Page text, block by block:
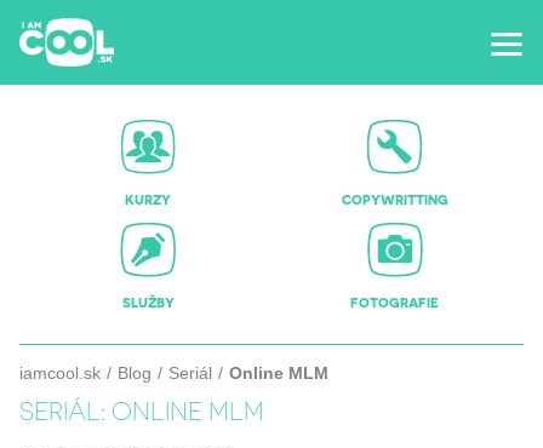
KURZY COPYWRITTING
SLUŽBY FOTOGRAFIE
iamcool.sk Blog Seriál Online MLM
SERIÁL: ONLINE MLM